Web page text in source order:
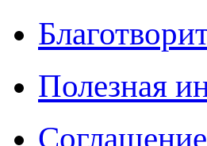
Полезная